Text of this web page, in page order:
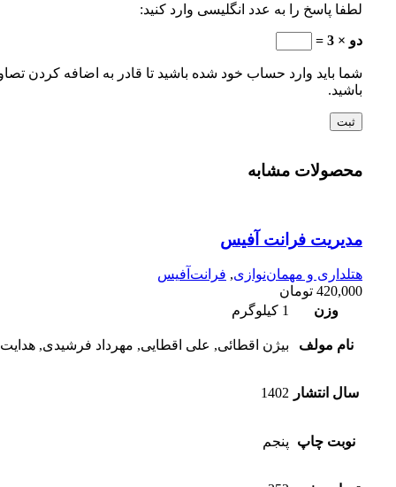
لطفا پاسخ را به عدد انگلیسی وارد کنید:
دو × 3 =
شما باید وارد حساب خود شده باشید تا قادر به اضافه کردن
باشید.
محصولات مشابه
مدیریت فرانت آفیس
هتلداری و مهمان‌نوازی, فرانت‌آفیس
420,000 تومان
وزن
1 کیلوگرم
نام مولف بیژن اقطائی, علی اقطایی, مهرداد فرشیدی,
سال انتشار 1402
نوبت چاپ پنجم